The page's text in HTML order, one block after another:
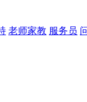
老师家教 服务员